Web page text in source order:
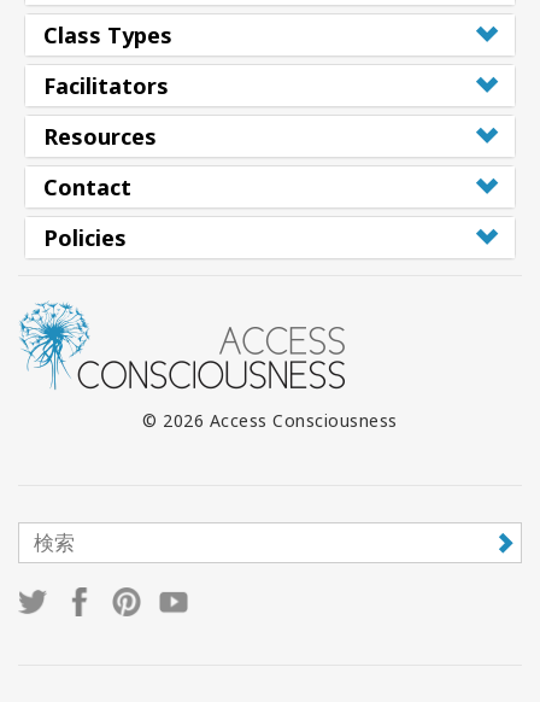
Class Types
Facilitators
Resources
Contact
Policies
© 2026 Access Consciousness